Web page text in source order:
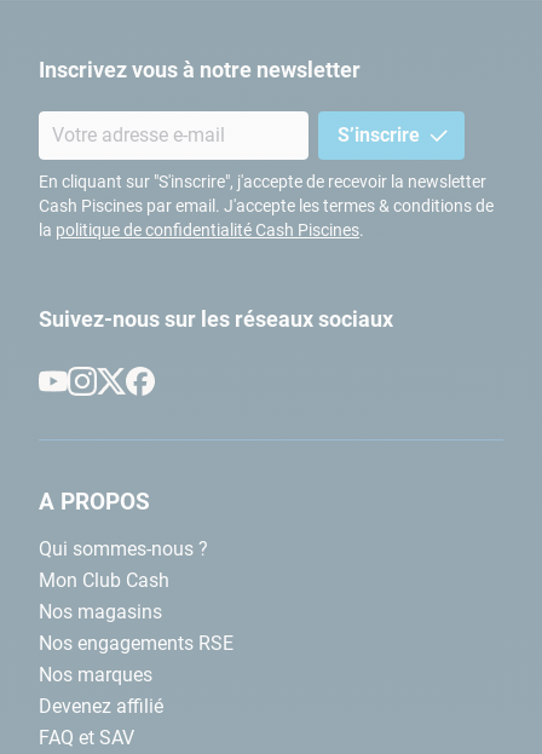
Inscrivez vous à notre newsletter
S’inscrire
En cliquant sur "S'inscrire", j'accepte de recevoir la newsletter
Cash Piscines par email. J'accepte les termes & conditions de
la politique de confidentialité Cash Piscines.
Suivez-nous sur les réseaux sociaux
A PROPOS
Qui sommes-nous ?
Mon Club Cash
Nos magasins
Nos engagements RSE
Nos marques
Devenez affilié
FAQ et SAV